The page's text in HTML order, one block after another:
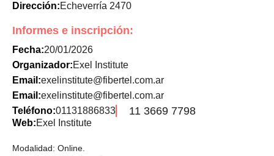
Dirección:Echeverría 2470
Informes e inscripción:
Fecha:20/01/2026
Organizador:Exel Institute
Email:exelinstitute@fibertel.com.ar
Email:exelinstitute@fibertel.com.ar
Teléfono:01131886833 11 3669 7798
Web:Exel Institute
Modalidad: Online.